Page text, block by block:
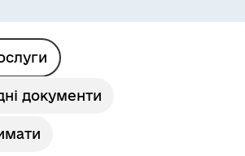
документи